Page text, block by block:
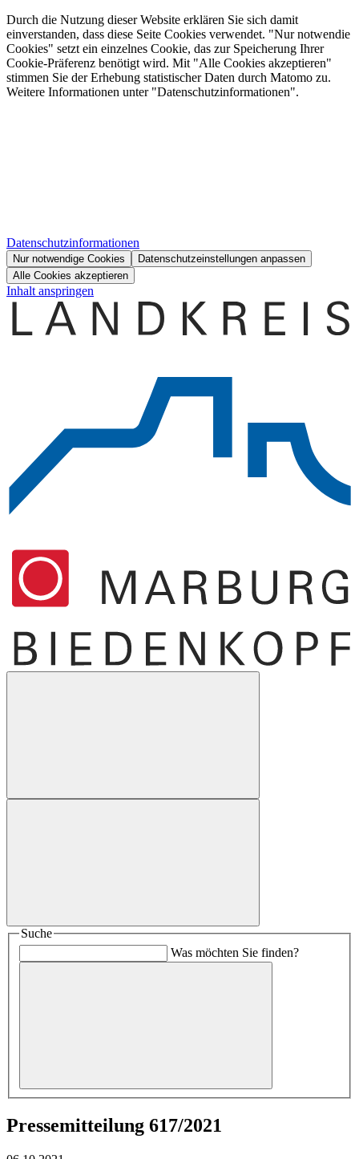
Durch die Nutzung dieser Website erklären Sie sich damit
einverstanden, dass diese Seite Cookies verwendet. "Nur notwendie
Cookies" setzt ein einzelnes Cookie, das zur Speicherung Ihrer
Cookie-Präferenz benötigt wird. Mit "Alle Cookies akzeptieren"
stimmen Sie der Erhebung statistischer Daten durch Matomo zu.
Weitere Informationen unter "Datenschutzinformationen".
Datenschutzinformationen
Nur notwendige Cookies
Datenschutzeinstellungen anpassen
Alle Cookies akzeptieren
Inhalt anspringen
Suche
Was möchten Sie finden?
Pressemitteilung 617/2021